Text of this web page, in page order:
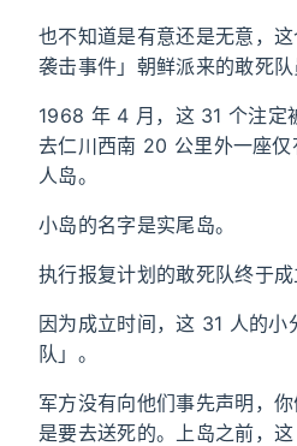
也不知道是有意还是无意，
袭击事件」朝鲜派来的敢死队
1968 年 4 月，这 31 个注定
去仁川西南 20 公里外一座
人岛。
小岛的名字是实尾岛。
执行报复计划的敢死队终于成
因为成立时间，这 31 人的
队」。
军方没有向他们事先声明，你
是要去送死的。上岛之前，